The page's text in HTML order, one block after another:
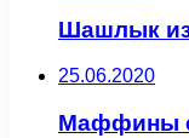
Шашлык из
25.06.2020
Маффины